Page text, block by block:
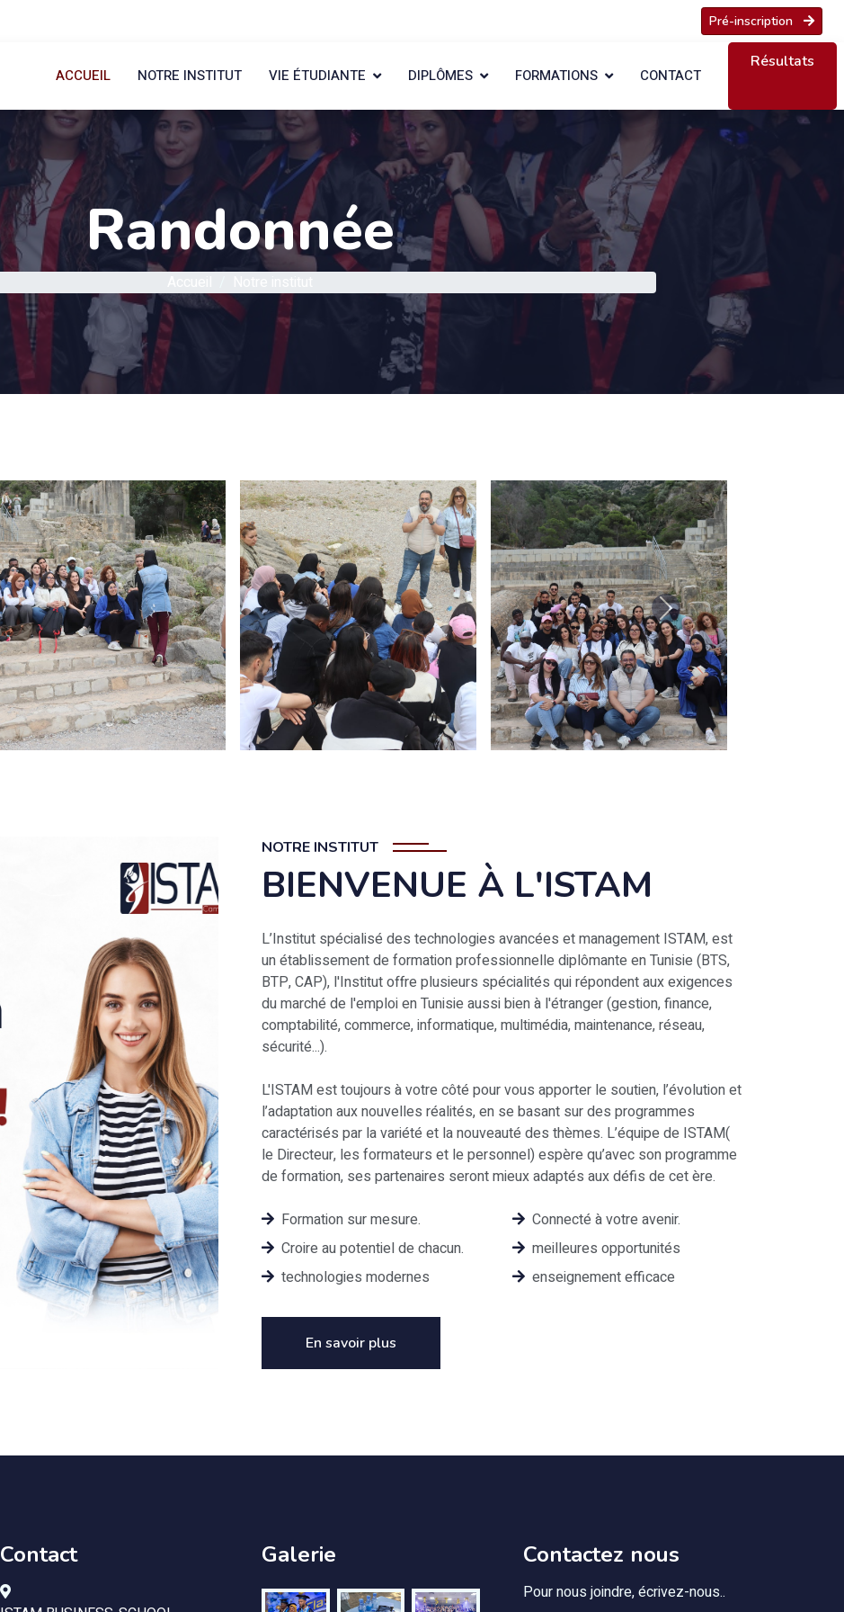
Pré-inscription
ACCUEIL NOTRE INSTITUT VIE ÉTUDIANTE DIPLÔMES FORMATIONS CONTACT
Résultats
Randonnée
Suivant
NOTRE INSTITUT
BIENVENUE À L'ISTAM
L’Institut spécialisé des technologies avancées et management ISTAM, est
un établissement de formation professionnelle diplômante en Tunisie (BTS,
BTP, CAP), l'Institut offre plusieurs spécialités qui répondent aux exigences
du marché de l'emploi en Tunisie aussi bien à l'étranger (gestion, finance,
comptabilité, commerce, informatique, multimédia, maintenance, réseau,
sécurité...).
L'ISTAM est toujours à votre côté pour vous apporter le soutien, l’évolution et
l’adaptation aux nouvelles réalités, en se basant sur des programmes
caractérisés par la variété et la nouveauté des thèmes. L’équipe de ISTAM(
le Directeur, les formateurs et le personnel) espère qu’avec son programme
de formation, ses partenaires seront mieux adaptés aux défis de cet ère.
Formation sur mesure.
Connecté à votre avenir.
Croire au potentiel de chacun.
meilleures opportunités
technologies modernes
enseignement efficace
En savoir plus
Contact Galerie Contactez nous
Pour nous joindre, écrivez-nous..